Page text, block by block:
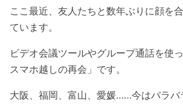
ここ最近、友人たちと数年ぶりに顔を
ています。
ビデオ会議ツールやグループ通話を使
スマホ越しの再会」です。
大阪、福岡、富山、愛媛……今はバラバ